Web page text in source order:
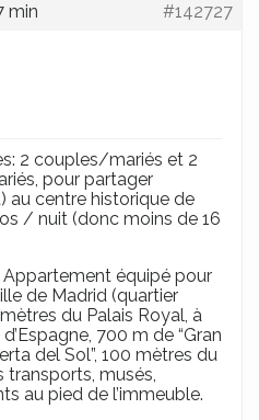
min #142727
2 couples/mariés et 2
pour partager
centre historique de
/ nuit (donc moins de 16
Appartement équipé pour
de Madrid (quartier
du Palais Royal, à
700 m de “Gran
del Sol”, 100 mètres du
transports, musés,
au pied de l’immeuble.